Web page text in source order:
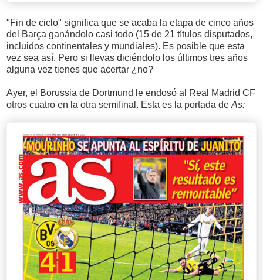
"Fin de ciclo" significa que se acaba la etapa de cinco años
del Barça ganándolo casi todo (15 de 21 títulos disputados,
incluidos continentales y mundiales). Es posible que esta
vez sea así. Pero si llevas diciéndolo los últimos tres años
alguna vez tienes que acertar ¿no?
Ayer, el Borussia de Dortmund le endosó al Real Madrid CF
otros cuatro en la otra semifinal. Esta es la portada de As: